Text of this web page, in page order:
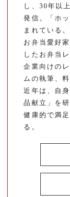
し、30年以
発信。「ホ
まれている。
お弁当愛好
したお弁当
企業向けの
ムの執筆、
近年は、自
品献立」を研
健康的で満
る。